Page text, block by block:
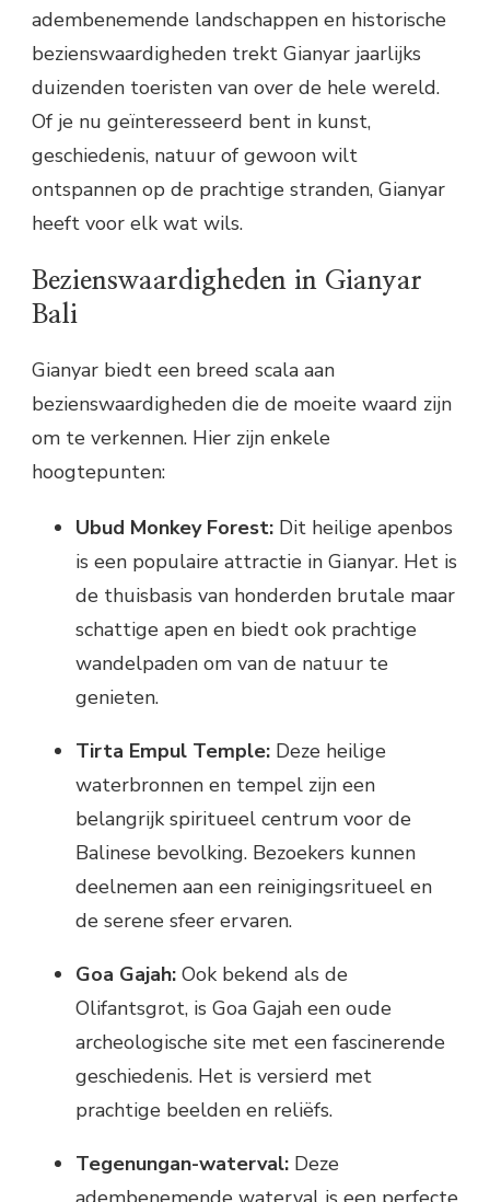
adembenemende landschappen en historische
bezienswaardigheden trekt Gianyar jaarlijks
duizenden toeristen van over de hele wereld.
Of je nu geïnteresseerd bent in kunst,
geschiedenis, natuur of gewoon wilt
ontspannen op de prachtige stranden, Gianyar
heeft voor elk wat wils.
Bezienswaardigheden in Gianyar
Bali
Gianyar biedt een breed scala aan
bezienswaardigheden die de moeite waard zijn
om te verkennen. Hier zijn enkele
hoogtepunten:
Ubud Monkey Forest: Dit heilige apenbos
is een populaire attractie in Gianyar. Het is
de thuisbasis van honderden brutale maar
schattige apen en biedt ook prachtige
wandelpaden om van de natuur te
genieten.
Tirta Empul Temple: Deze heilige
waterbronnen en tempel zijn een
belangrijk spiritueel centrum voor de
Balinese bevolking. Bezoekers kunnen
deelnemen aan een reinigingsritueel en
de serene sfeer ervaren.
Goa Gajah: Ook bekend als de
Olifantsgrot, is Goa Gajah een oude
archeologische site met een fascinerende
geschiedenis. Het is versierd met
prachtige beelden en reliëfs.
Tegenungan-waterval: Deze